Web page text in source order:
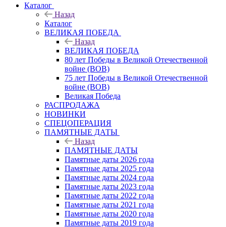
Каталог
Назад
Каталог
ВЕЛИКАЯ ПОБЕДА
Назад
ВЕЛИКАЯ ПОБЕДА
80 лет Победы в Великой Отечественной
войне (ВОВ)
75 лет Победы в Великой Отечественной
войне (ВОВ)
Великая Победа
РАСПРОДАЖА
НОВИНКИ
СПЕЦОПЕРАЦИЯ
ПАМЯТНЫЕ ДАТЫ
Назад
ПАМЯТНЫЕ ДАТЫ
Памятные даты 2026 года
Памятные даты 2025 года
Памятные даты 2024 года
Памятные даты 2023 года
Памятные даты 2022 года
Памятные даты 2021 года
Памятные даты 2020 года
Памятные даты 2019 года